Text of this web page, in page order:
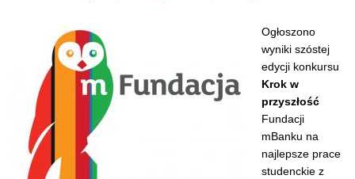
Ogłoszono
wyniki szóstej
edycji konkursu
Krok w
przyszłość
Fundacji
mBanku na
najlepsze prace
studenckie z